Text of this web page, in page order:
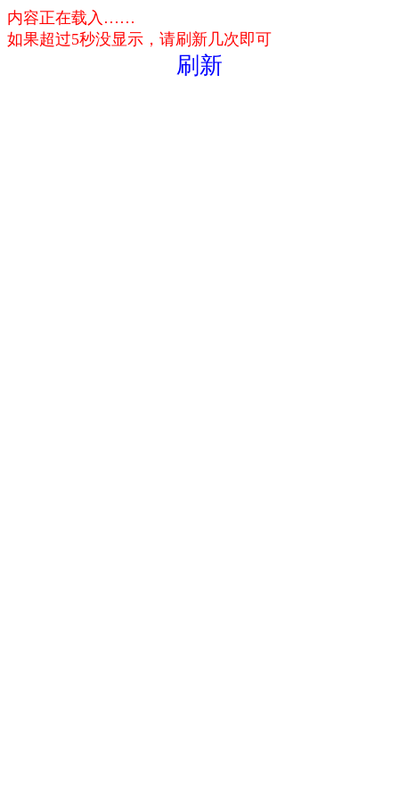
内容正在载入……
如果超过5秒没显示，请刷新几次即可
刷新